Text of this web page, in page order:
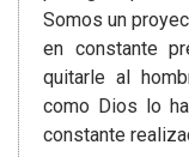
Somos un
en constante
quitarle al
como Dios lo
constante